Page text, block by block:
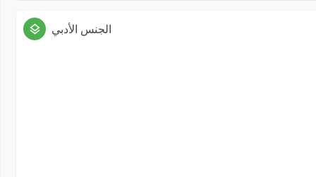
الجنس الأدبي